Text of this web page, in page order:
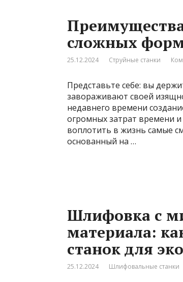
сложных
25.12.2024 Струйные станки
Представьте себе: вы
завораживают своей
недавнего времени
огромных затрат времени и
воплотить в жизнь самые
основанный на …
Шлифовка с
материала:
станок для
25.12.2024 Шлифовальные станки